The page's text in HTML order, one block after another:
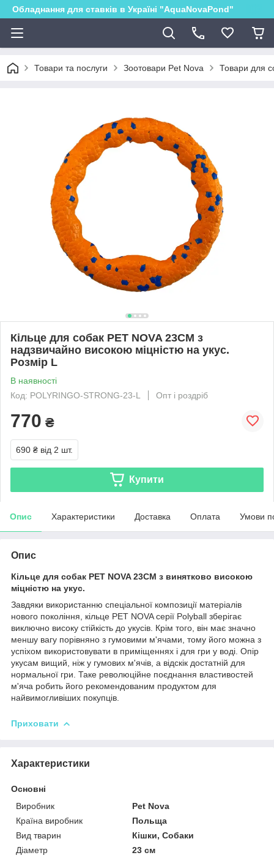
Обладнання для ставків в Україні "AquaNovaPond"
Товари та послуги Зоотовари Pet Nova Товари для
Кільце для собак PET NOVA 23CM з
надзвичайно високою міцністю на укус.
Розмір L
В наявності
Код: POLYRINGO-STRONG-23-L
Опт і роздріб
770 ₴
690 ₴ від 2 шт.
Купити
Опис Характеристики Доставка Оплата Умови
Опис
Кільце для собак PET NOVA 23CM з винятково високою
міцністю на укус.
Завдяки використанню спеціальної композиції матеріалів
нового покоління, кільце PET NOVA серії Polyball зберігає
виключно високу стійкість до укусів. Крім того, він має значно
меншу вагу порівняно з гумовими м'ячами, тому його можна з
успіхом використовувати в приміщеннях і для гри у воді. Опір
укусам вищий, ніж у гумових м'ячів, а відскік достатній для
нормальної гри. Таке революційне поєднання властивостей
м'яча робить його рекомендованим продуктом для
найвимогливіших покупців.
Приховати
Характеристики
Основні
Виробник
Pet Nova
Країна виробник
Польща
Вид тварин
Кішки, Собаки
Діаметр
23 см